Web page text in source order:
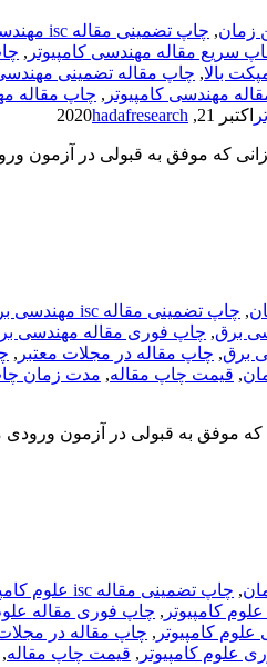
زمان, چاپ تضمینی مقاله isc مهندسی کامپیوتر
سریع مقاله مهندسی کامپیوتر ,
بالا, چاپ مقاله تضمینی مهندسی
مهندسی کامپیوتر , چاپ مقاله
اکتبر 21, 2020 hadafresearch
که موفق به قبولی در
, چاپ تضمینی مقاله isc مهندسی برق
برق, چاپ فوری مقاله مهندسی
برق, چاپ مقاله در مجلات معتبر ,
, قیمت چاپ مقاله, مدت زمان
موفق به قبولی در آزمون
, چاپ تضمینی مقاله isc علوم کامپیوتر
کامپیوتر , چاپ فوری مقاله علوم
کامپیوتر , چاپ مقاله در مجلات
علوم کامپیوتر , قیمت چاپ مقاله,